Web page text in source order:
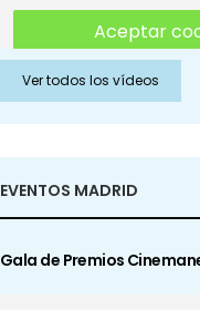
Aceptar
Aceptar cookies
Sociales
Ver todos los vídeos
EVENTOS MADRID
Gala de Premios